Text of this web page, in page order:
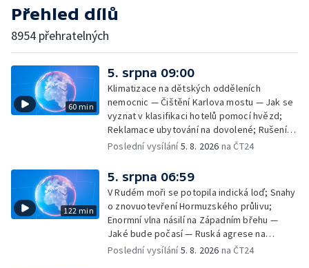
Přehled dílů
8954 přehratelných
60 min
5. srpna 09:00
Klimatizace na dětských odděleních
nemocnic — Čištění Karlova mostu — Jak se
vyznat v klasifikaci hotelů pomocí hvězd;
Reklamace ubytování na dovolené; Rušení
dovolené kvůli přírodním živlům; Práva
na dovolené v zahraničí; Platby a výběry na
dovolené v zahraničí — Těžba léčivé rašeliny
u Malé Morávky
Poslední vysílání5. 8. 2026 na ČT24
122 min
5. srpna 06:59
V Rudém moři se potopila indická loď; Snahy
o znovuotevření Hormuzského průlivu;
Enormní vlna násilí na Západním břehu —
Jaké bude počasí — Ruská agrese na
Ukrajině — Vliv veder na lidské orgány — Při
Poslední vysílání5. 8. 2026 na ČT24